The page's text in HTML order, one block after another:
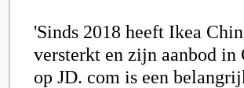
'Sinds 2018 heeft Ikea
versterkt en zijn aanbod
op JD. com is een